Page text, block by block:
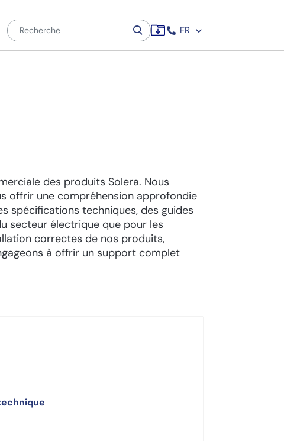
FR
des produits Solera. Nous
offrir une compréhension approfondie
spécifications techniques, des guides
secteur électrique que pour les
correctes de nos produits,
à offrir un support complet